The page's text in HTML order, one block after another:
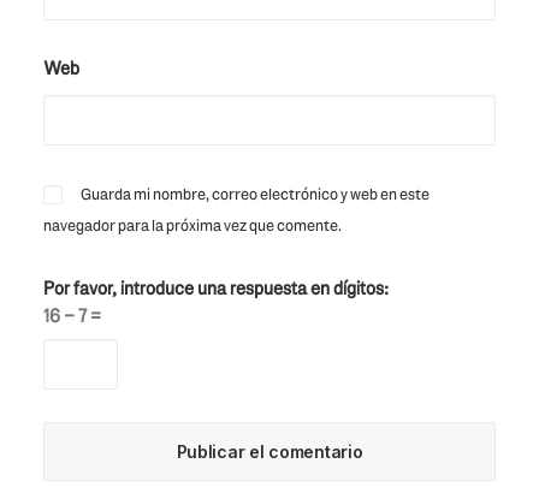
Web
Guarda mi nombre, correo electrónico y web en este
navegador para la próxima vez que comente.
Por favor, introduce una respuesta en dígitos:
16 − 7 =